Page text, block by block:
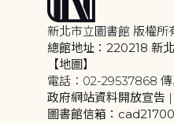
新北市立圖書館 版權所
總館地址：220218 新
【地圖】
電話：02-29537868
政府網站資料開放宣告 |
圖書館信箱：